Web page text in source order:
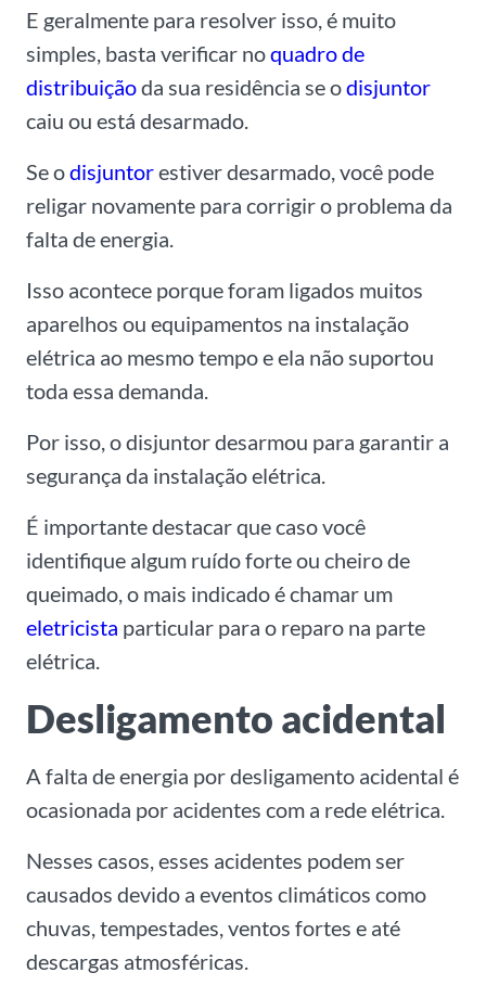
E geralmente para resolver isso, é muito
simples, basta verificar noquadro de
distribuiçãoda sua residência se odisjuntor
caiu ou está desarmado.
Se odisjuntorestiver desarmado, você pode
religar novamente para corrigir o problema da
falta de energia.
Isso acontece porque foram ligados muitos
aparelhos ou equipamentos na instalação
elétrica ao mesmo tempo e ela não suportou
toda essa demanda.
Por isso, o disjuntor desarmou para garantir a
segurança da instalação elétrica.
É importante destacar que caso você
identifique algum ruído forte ou cheiro de
queimado, o mais indicado é chamar um
eletricista particular para o reparo na parte
elétrica.
Desligamento acidental
A falta de energia por desligamento acidental é
ocasionada por acidentes com a rede elétrica.
Nesses casos, esses acidentes podem ser
causados devido a eventos climáticos como
chuvas, tempestades, ventos fortes e até
descargas atmosféricas.